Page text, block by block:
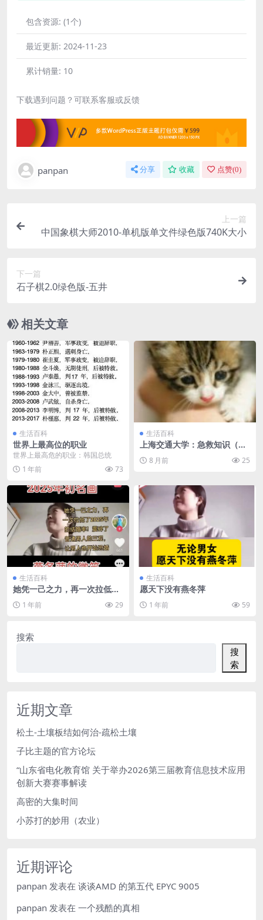
包含资源: (1个)
最近更新: 2024-11-23
累计销量: 10
下载遇到问题？可联系客服或反馈
panpan 分享 收藏 点赞(0)
上一篇
中国象棋大师2010-单机版单文件绿色版740K大小
下一篇
石子棋2.0绿色版-五井
相关文章
生活百科
世界上最高位的职业
世界上最高危的职业：韩国总统
1 年前
73
生活百科
上海交通大学：急救知识（全
8 月前 25
生活百科
她凭一己之力，再一次拉低了
1 年前 29
生活百科
愿天下没有燕冬萍
1 年前 59
搜索
搜
索
近期文章
松土-土壤板结如何治-疏松土壤
子比主题的官方论坛
“山东省电化教育馆 关于举办2026第三届教育信息技术应用
创新大赛赛事解读
高密的大集时间
小苏打的妙用（农业）
近期评论
panpan 发表在 谈谈AMD 的第五代 EPYC 9005
panpan 发表在 一个残酷的真相